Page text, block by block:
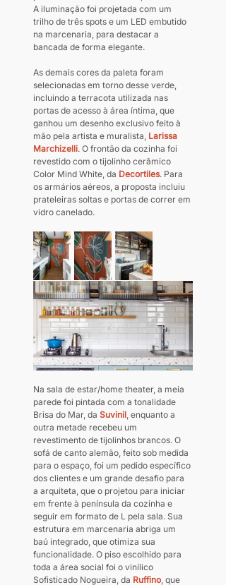
A iluminação foi projetada com um
trilho de três spots e um LED embutido
na marcenaria, para destacar a
bancada de forma elegante.
As demais cores da paleta foram
selecionadas em torno desse verde,
incluindo a terracota utilizada nas
portas de acesso à área íntima, que
ganhou um desenho exclusivo feito à
mão pela artista e muralista, Larissa
Marchizelli. O frontão da cozinha foi
revestido com o tijolinho cerâmico
Color Mind White, da Decortiles. Para
os armários aéreos, a proposta incluiu
prateleiras soltas e portas de correr em
vidro canelado.
Na sala de estar/home theater, a meia
parede foi pintada com a tonalidade
Brisa do Mar, da Suvinil , enquanto a
outra metade recebeu um
revestimento de tijolinhos brancos. O
sofá de canto alemão, feito sob medida
para o espaço, foi um pedido específico
dos clientes e um grande desafio para
a arquiteta, que o projetou para iniciar
em frente à península da cozinha e
seguir em formato de L pela sala. Sua
estrutura em marcenaria abriga um
baú integrado, que otimiza sua
funcionalidade. O piso escolhido para
toda a área social foi o vinílico
Sofisticado Nogueira, da Ruffino , que